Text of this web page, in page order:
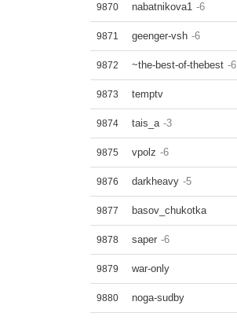
9870 nabatnikova1 -6
9871 geenger-vsh -6
9872 ~the-best-of-thebest -6
9873 temptv
9874 tais_a -3
9875 vpolz -6
9876 darkheavy -5
9877 basov_chukotka
9878 saper -6
9879 war-only
9880 noga-sudby